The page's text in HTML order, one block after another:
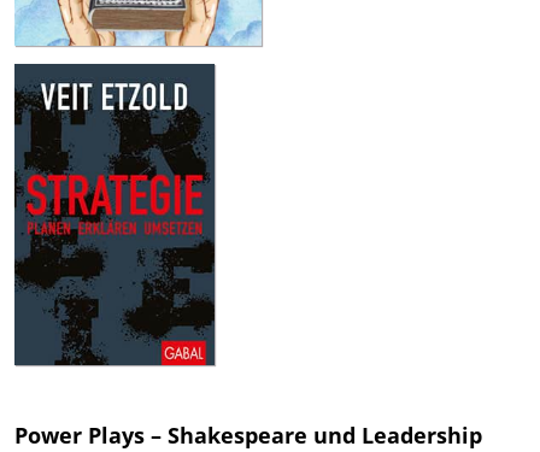
Power Plays – Shakespeare und Leadership